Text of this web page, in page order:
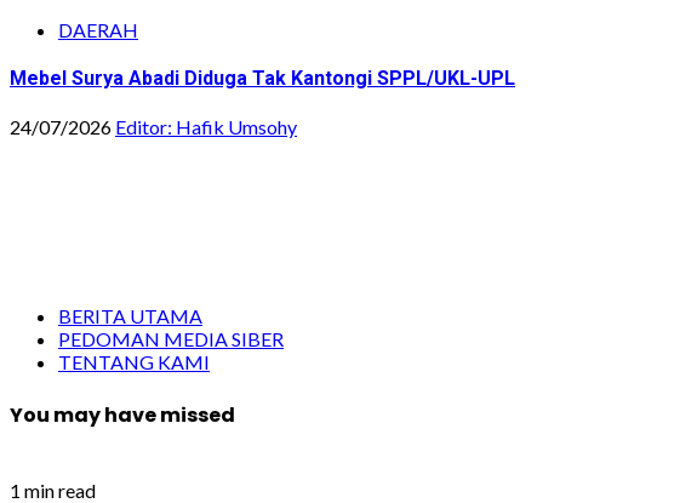
DAERAH
Mebel Surya Abadi Diduga Tak Kantongi SPPL/UKL-UPL
24/07/2026 Editor: Hafik Umsohy
BERITA UTAMA
PEDOMAN MEDIA SIBER
TENTANG KAMI
You may have missed
1 min read